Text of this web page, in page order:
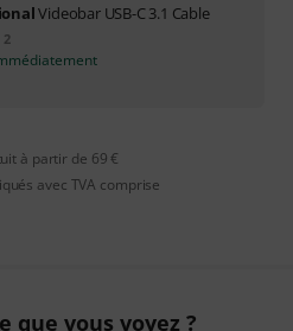
Videobar USB-C 3.1 Cable
2
à partir de 69 €
avec TVA comprise
que vous voyez ?